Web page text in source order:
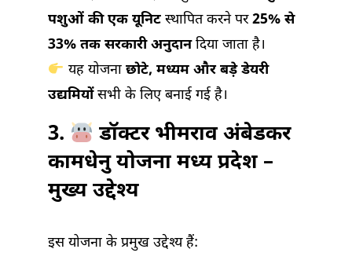
पशुओं की एक यूनिट स्थापित करने पर25% से
33% तक सरकारी अनुदानदिया जाता है।
यह योजना छोटे, मध्यम और बड़े डेयरी
उद्यमियोंसभी के लिए बनाई गई है।
3.
डॉक्टर भीमराव अंबेडकर
कामधेनु योजना मध्य प्रदेश –
मुख्य उद्देश्य
इस योजना के प्रमुख उद्देश्य हैं: